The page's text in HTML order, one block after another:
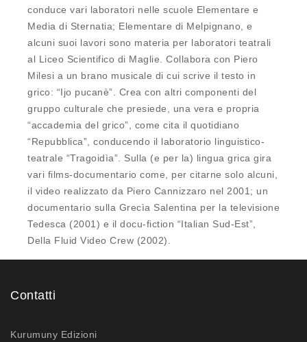
conduce vari laboratori nelle scuole Elementare e
Media di Sternatia; Elementare di Melpignano, e
alcuni suoi lavori sono materia per laboratori teatrali
al Liceo Scientifico di Maglie. Collabora con Piero
Milesi a un brano musicale di cui scrive il testo in
grico: “Ijo pucanè”. Crea con altri componenti del
gruppo culturale che presiede, una vera e propria
“accademia del grico”, come cita il quotidiano
“Repubblica”, conducendo il laboratorio linguistico-
teatrale “Tragoidìa”. Sulla (e per la) lingua grica gira
vari films-documentario come, per citarne solo alcuni,
il video realizzato da Piero Cannizzaro nel 2001; un
documentario sulla Grecìa Salentina per la televisione
Tedesca (2001) e il docu-fiction “Italian Sud-Est”,
Della Fluid Video Crew (2002).
Contatti
Kurumuny Edizioni